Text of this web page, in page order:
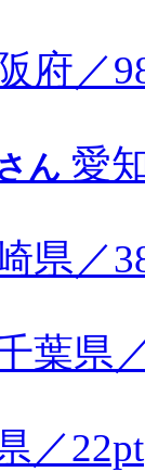
府／
さん 愛
県／
葉県
／22pt